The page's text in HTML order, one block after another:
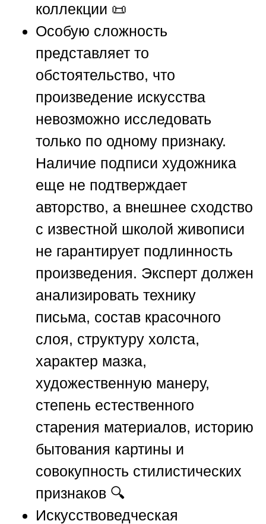
коллекции 📜
Особую сложность
представляет то
обстоятельство, что
произведение искусства
невозможно исследовать
только по одному признаку.
Наличие подписи художника
еще не подтверждает
авторство, а внешнее сходство
с известной школой живописи
не гарантирует подлинность
произведения. Эксперт должен
анализировать технику
письма, состав красочного
слоя, структуру холста,
характер мазка,
художественную манеру,
степень естественного
старения материалов, историю
бытования картины и
совокупность стилистических
признаков 🔍
Искусствоведческая